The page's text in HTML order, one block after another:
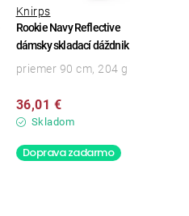
Rookie Navy Reflective
dámsky skladací dáždnik
Knirps
Skladom
36,01 €
priemer 90 cm, 204 g
Doprava zadarmo